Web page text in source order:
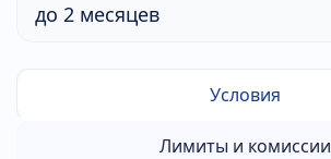
до 2 месяцев
Условия
Лимиты и комиссии